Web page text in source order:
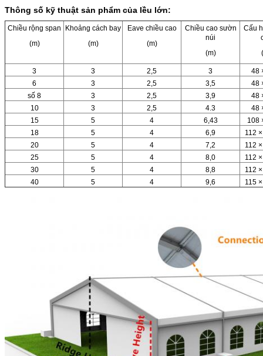
Thông số kỹ thuật sản phẩm của lều lớn:
Chiều rộng span
(m)
Khoảng cách bay
(m)
Eave chiều cao
(m)
Chiều cao sườn
núi
(m)
Cấu
3 3 2,5 3
48
6
3 2,5 3,5
48
số 8
3 2,5 3,9
48
10
3 2,5 4.3
48
15
5 4 6,43
108
18
5 4 6,9
112
20
5 4 7,2
112
25
5 4 8,0
112
30
5 4 8,8
112
40
5 4 9,6 115